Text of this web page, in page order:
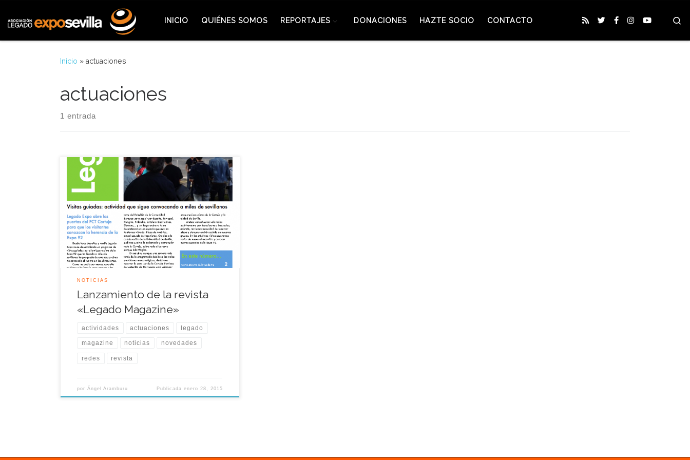
INICIO QUIÉNES SOMOS REPORTAJES DONACIONES HAZTE SOCIO CONTACTO
Inicio » actuaciones
actuaciones
1 entrada
Desde la asociación queremos presentaros nuestra
nueva revista: «Legado Magazine». En principio
tendrá carácter anual, y en ella podréis leer un
resumen de todas las actividades realizadas
durante el año anterior, denuncias, redes sociales y
datos interesantes que hemos recopilado durante
los últimos meses. En esta ocasión os dejamos con
[…]
NOTICIAS
Lanzamiento de la revista
«Legado Magazine»
actividades actuaciones legado
magazine noticias novedades
redes revista
porÁngel Aramburu Publicada enero 28, 2015